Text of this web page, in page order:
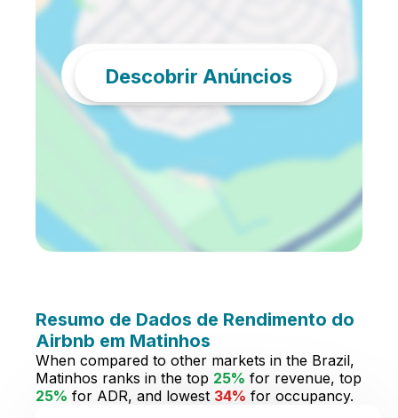
Descobrir Anúncios
Resumo de Dados de Rendimento do
Airbnb em Matinhos
When compared to other markets in the Brazil,
Matinhos ranks in the top 25% for revenue, top
25% for ADR, and lowest 34% for occupancy.